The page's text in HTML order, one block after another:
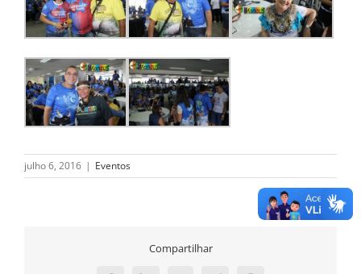
julho 6, 2016 | Eventos
Compartilhar